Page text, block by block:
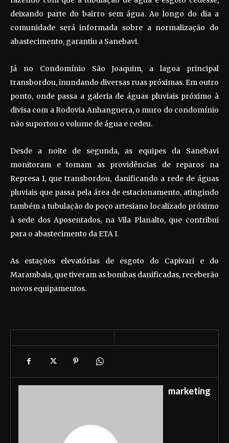
deixando parte do bairro sem água. Ao longo do dia a
comunidade será informada sobre a normalização do
abastecimento, garantiu a Sanebavi.
Já no Condomínio São Joaquim, a lagoa principal
transbordou, inundando diversas ruas próximas. Em outro
ponto, onde passa a galeria de águas pluviais próximo à
divisa com a Rodovia Anhanguera, o muro do condomínio
não suportou o volume de água e cedeu.
Desde a noite de segunda, as equipes da Sanebavi
monitoram e tomam as providências de reparos na
Represa I, que transbordou, danificando a rede de águas
pluviais que passa pela área de estacionamento, atingindo
também a tubulação do poço artesiano localizado próximo
à sede dos Aposentados, na Vila Planalto, que contribui
para o abastecimento da ETA I.
As estações elevatórias de esgoto do Capivari e do
Marambaia, que tiveram as bombas danificadas, receberão
novos equipamentos.
marketing